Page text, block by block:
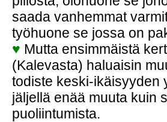
saada vanhemmat
työhuone se jossa on
♥ Mutta ensimmäistä
(Kalevasta) haluaisin
todiste keski-ikäisyyden
jäljellä enää muuta kuin
puoliintumista.